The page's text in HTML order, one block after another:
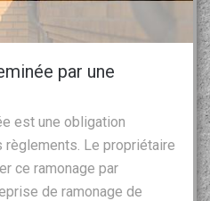
par une
est une obligation
Le propriétaire
ce ramonage par
de ramonage de